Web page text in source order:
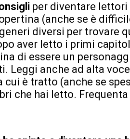
per diventare
(anche se è
diversi per trovare
aver letto i primi
di essere un
Leggi anche ad alta
cui è tratto (anche se
che hai letto.